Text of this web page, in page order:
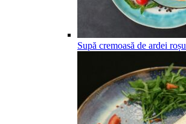
Supă cremoasă de ardei roșu